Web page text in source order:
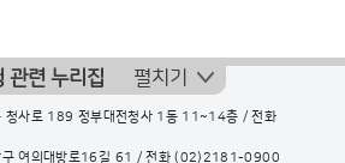
관련 누리집 펼치기
사로 189 정부대전청사 1동 11~14층 / 전화
여의대방로16길 61 / 전화(02)2181-0900